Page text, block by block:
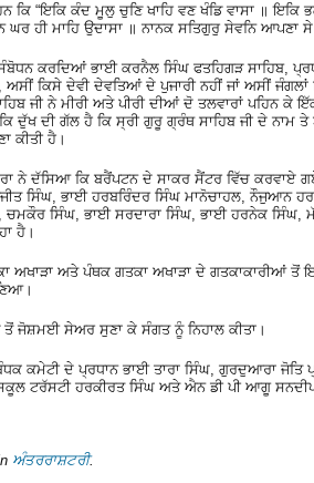
ਕਿ “ਇਕਿ ਕੰਦ ਮੂਲੁ ਚੁਣਿ ਖਾਹਿ ਵਣ ਖੰਡਿ ਵਾਸਾ ॥
ਘਰ ਹੀ ਮਾਹਿ ਉਦਾਸਾ ॥ ਨਾਨਕ ਸਤਿਗੁਰੁ ਸੇਵਨਿ ਆਪਣਾ
ਕਰਦਿਆਂ ਭਾਈ ਕਰਨੈਲ ਸਿੰਘ ਫਤਹਿਗੜ ਸਾਹਿਬ,
ਕਿਸੇ ਦੇਵੀ ਦੇਵਤਿਆਂ ਦੇ ਪੁਜਾਰੀ ਨਹੀਂ ਜਾਂ ਅਸੀਂ
ਜੀ ਨੇ ਮੀਰੀ ਅਤੇ ਪੀਰੀ ਦੀਆਂ ਦੋ ਤਲਵਾਰਾਂ ਪਹਿਨ ਕੇ
ਦੁੱਖ ਦੀ ਗੱਲ ਹੈ ਕਿ ਸ੍ਰੀ ਗੁਰੂ ਗ੍ਰੰਥ ਸਾਹਿਬ ਜੀ ਦੇ ਨਾਮ ਤੇ
ਕੀਤੀ ਹੈ।
ਨੇ ਦੱਸਿਆ ਕਿ ਬਰੈਂਪਟਨ ਦੇ ਸਾਕਰ ਸੈਂਟਰ ਵਿੱਚ ਕਰਵਾਏ
ਸਿੰਘ, ਭਾਈ ਹਰਬਰਿੰਦਰ ਸਿੰਘ ਮਾਨੋਚਾਹਲ, ਨੌਜੁਆਨ
ਸਿੰਘ, ਭਾਈ ਸਰਦਾਰਾ ਸਿੰਘ, ਭਾਈ ਹਰਨੇਕ ਸਿੰਘ,
ਹੈ।
ਅਖਾੜਾ ਅਤੇ ਪੰਥਕ ਗਤਕਾ ਅਖਾੜਾ ਦੇ ਗਤਕਾਕਾਰੀਆਂ
ਜੋਸ਼ਮਈ ਸੇਅਰ ਸੁਣਾ ਕੇ ਸੰਗਤ ਨੂੰ ਨਿਹਾਲ ਕੀਤਾ।
ਕਮੇਟੀ ਦੇ ਪ੍ਰਧਾਨ ਭਾਈ ਤਾਰਾ ਸਿੰਘ, ਗੁਰਦੁਆਰਾ ਜੋਤਿ
ਟਰੱਸਟੀ ਹਰਕੀਰਤ ਸਿੰਘ ਅਤੇ ਐਨ ਡੀ ਪੀ ਆਗੂ
ਅੰਤਰਰਾਸ਼ਟਰੀ.